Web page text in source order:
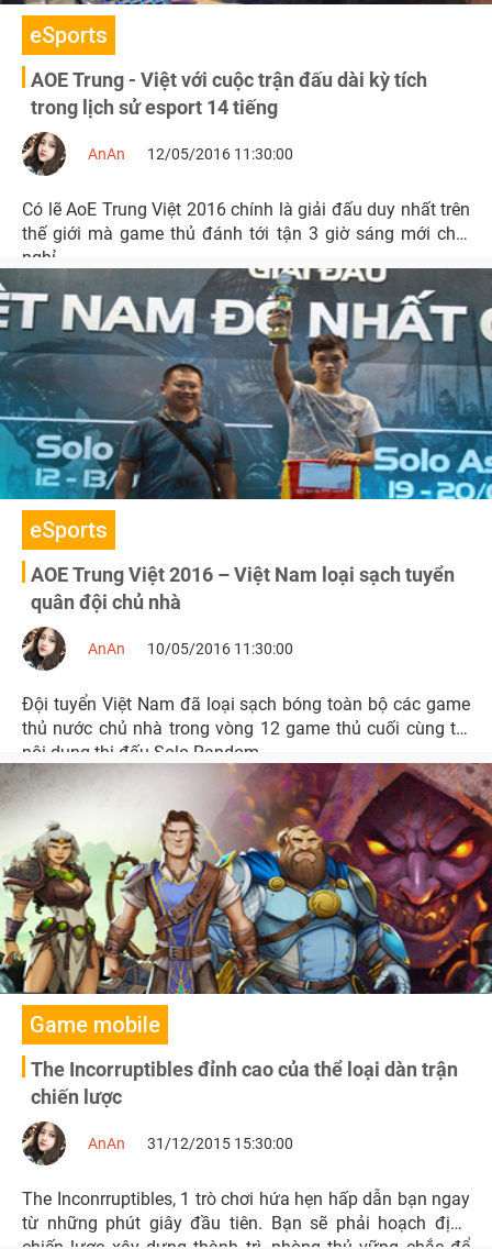
eSports
AOE Trung - Việt với cuộc trận đấu dài kỳ tích
trong lịch sử esport 14 tiếng
AnAn 12/05/2016 11:30:00
Có lẽ AoE Trung Việt 2016 chính là giải đấu duy nhất trên
thế giới mà game thủ đánh tới tận 3 giờ sáng mới chịu
nghỉ.
eSports
AOE Trung Việt 2016 – Việt Nam loại sạch tuyển
quân đội chủ nhà
AnAn 10/05/2016 11:30:00
Đội tuyển Việt Nam đã loại sạch bóng toàn bộ các game
thủ nước chủ nhà trong vòng 12 game thủ cuối cùng tại
nội dung thi đấu Solo Random.
Game mobile
The Incorruptibles đỉnh cao của thể loại dàn trận
chiến lược
AnAn 31/12/2015 15:30:00
The Inconrruptibles, 1 trò chơi hứa hẹn hấp dẫn bạn ngay
từ những phút giây đầu tiên. Bạn sẽ phải hoạch định